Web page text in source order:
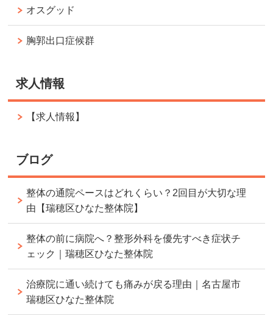
オスグッド
胸郭出口症候群
求人情報
【求人情報】
ブログ
整体の通院ペースはどれくらい？2回目が大切な理
由【瑞穂区ひなた整体院】
整体の前に病院へ？整形外科を優先すべき症状チ
ェック｜瑞穂区ひなた整体院
治療院に通い続けても痛みが戻る理由｜名古屋市
瑞穂区ひなた整体院